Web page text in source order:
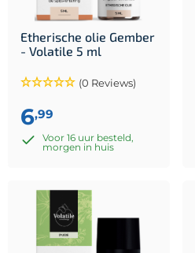
Etherische olie Gember
- Volatile 5 ml
(0 Reviews)
6,99
Voor 16 uur besteld,
morgen in huis